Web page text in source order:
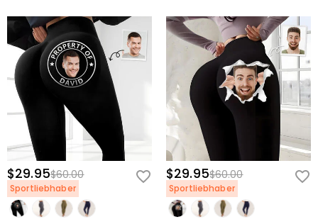
$29.95$60.00
Sportliebhaber
$29.95$60.00
Sportliebhaber